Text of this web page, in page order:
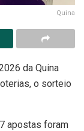
Quina
da Quina
o sorteio
apostas foram